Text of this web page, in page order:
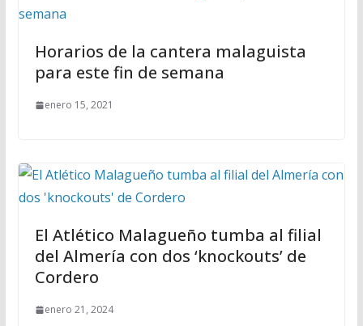
Horarios de la cantera malaguista
para este fin de semana
enero 15, 2021
El Atlético Malagueño tumba al filial
del Almería con dos ‘knockouts’ de
Cordero
enero 21, 2024